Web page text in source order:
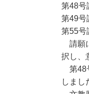
第48号
第49号
第55号
請願
択し、
第48
しまし